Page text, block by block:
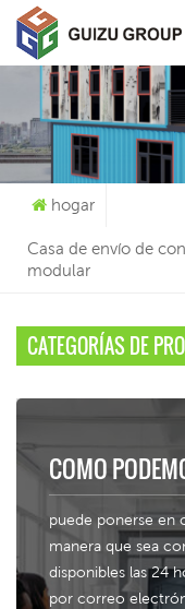
Qué
hogar
Casa de envío de
modular
CATEGORÍAS DE
COMO
puede ponerse en
manera que sea
disponibles las 24
por correo